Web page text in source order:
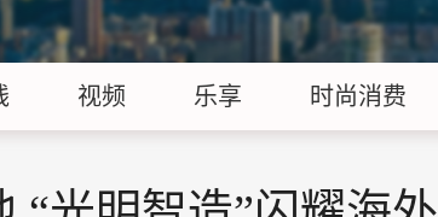
视频 乐享 时尚消费